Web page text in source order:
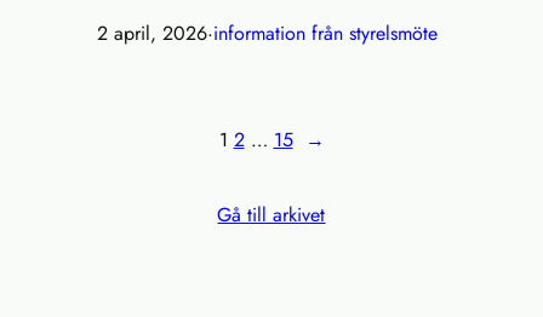
2 april, 2026·information från styrelsmöte
1 2 … 15 →
Gå till arkivet